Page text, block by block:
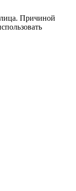
лица. Причиной